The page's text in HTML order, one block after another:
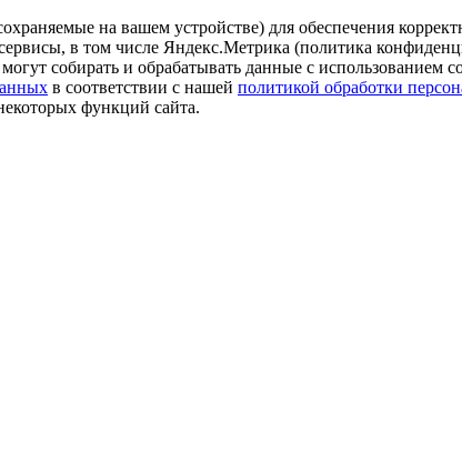
на вашем устройстве) для обеспечения
в том числе Яндекс.Метрика (политика
собирать и обрабатывать данные с использованием
в соответствии с нашей политикой обработки
функций сайта.